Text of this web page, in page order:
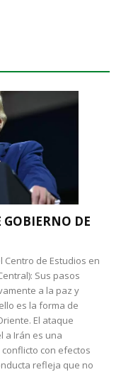
GOBIERNO DE
Centro de Estudios en
Sus pasos
a la paz y
es la forma de
El ataque
a Irán es una
con efectos
refleja que no